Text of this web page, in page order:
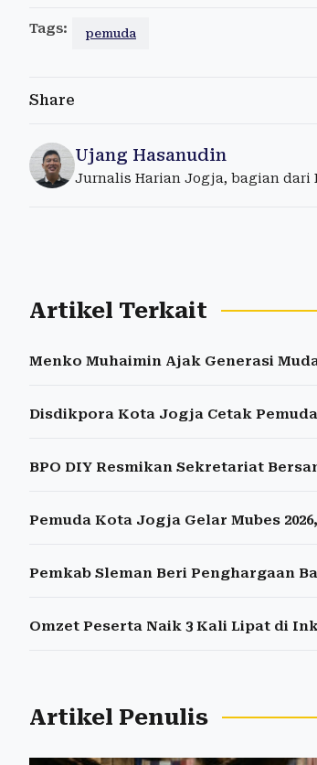
Tags: pemuda
Share
Ujang Hasanudin
Jurnalis Harian Jogja, bagian dari
Artikel Terkait
Menko Muhaimin Ajak Generasi
Disdikpora Kota Jogja Cetak
BPO DIY Resmikan Sekretariat
Pemuda Kota Jogja Gelar Mubes
Pemkab Sleman Beri Penghargaan
Omzet Peserta Naik 3 Kali Lipat di
Artikel Penulis